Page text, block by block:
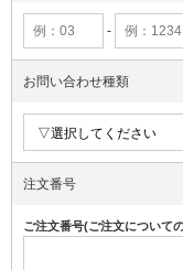
-
お問い合わせ種類
注文番号
ご注文番号(ご注文について